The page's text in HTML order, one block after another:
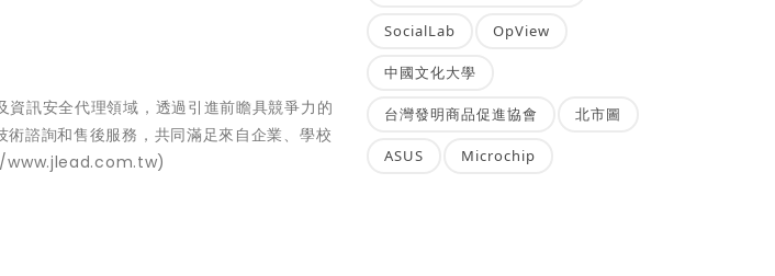
訊安全代理領域，透過引進前瞻具競爭力的
諮詢和售後服務，共同滿足來自企業、學校
www.jlead.com.tw)
SocialLab OpView
中國文化大學
台灣發明商品促進協會 北市圖
ASUS Microchip